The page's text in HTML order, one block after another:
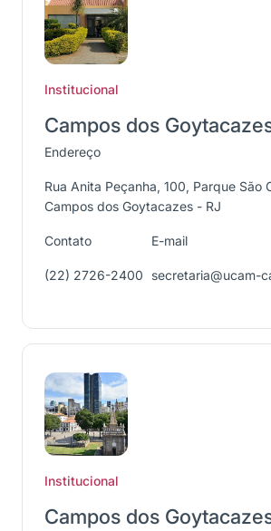
Institucional
Campos dos
Endereço
Rua Anita Peçanha, 100, Parque São
Campos dos Goytacazes - RJ
Contato
(22) 2726-2400
E-mail
secretaria@ucam-
Institucional
Campos dos